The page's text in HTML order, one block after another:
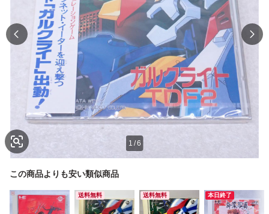
1 /6
この商品よりも安い類似商品
送料無料 送料無料 本日終了